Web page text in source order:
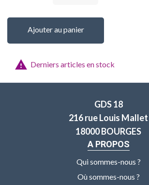
Ajouter au panier
 Derniers articles en stock
GDS 18
216 rue Louis Mallet
18000 BOURGES
A PROPOS
Qui sommes-nous ?
Où sommes-nous ?